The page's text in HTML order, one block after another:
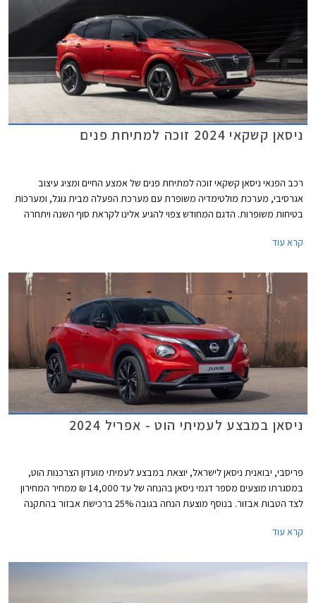
ניסאן קשקאי 2024 זוכה למתיחת פנים
רכב הפנאי ניסאן קשקאי זוכה למתיחת פנים של אמצע החיים ומציג עיצוב
אגרסיבי, מערכת מולטימדיה משופרת עם מערכת הפעלה מבית גוגל, ומערכות
בטיחות משופרות. הדגם המחודש צפוי להגיע אלינו לקראת סוף השנה ויתחרה
אשר הוצג בדור חדש.
קרא עוד
ניסאן במבצע לעמיתי הוט - אפריל 2024
פריסבי, יבואנית ניסאן לישראל, יוצאת במבצע לעמיתי מועדון הצרכנות הוט,
במסגרתו מוצעים מספר דגמי ניסאן בהנחה של עד 14,000 ₪ ממחיר המחירון
לצד הטבות אבזור. בנוסף מוצעת הנחה בגובה 25% ברכישת אבזור בהתקנה
של ניסאן בישראל.
קרא עוד